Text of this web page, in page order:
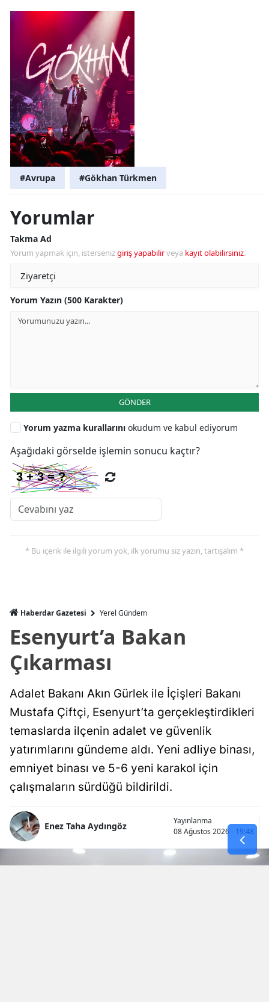
#Avrupa #Gökhan Türkmen
Yorumlar
Takma Ad
Yorum yapmak için, istersenizgiriş yapabilirveya kayıt olabilirsiniz.
Yorum Yazın (500 Karakter)
GÖNDER
Yorum yazma kurallarını okudum ve kabul ediyorum
Aşağıdaki görselde işlemin sonucu kaçtır?
* Bu içerik ile ilgili yorum yok, ilk yorumu siz yazın, tartışalım *
Haberdar Gazetesi Yerel Gündem
Esenyurt’a Bakan
Çıkarması
Adalet Bakanı Akın Gürlek ile İçişleri Bakanı
Mustafa Çiftçi, Esenyurt’ta gerçekleştirdikleri
temaslarda ilçenin adalet ve güvenlik
yatırımlarını gündeme aldı. Yeni adliye binası,
emniyet binası ve 5-6 yeni karakol için
çalışmaların sürdüğü bildirildi.
Enez Taha Aydıngöz
Yayınlanma
08 Ağustos 2026 - 19:48